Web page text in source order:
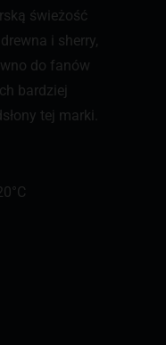
świeżość
i sherry,
do fanów
bardziej
tej marki.